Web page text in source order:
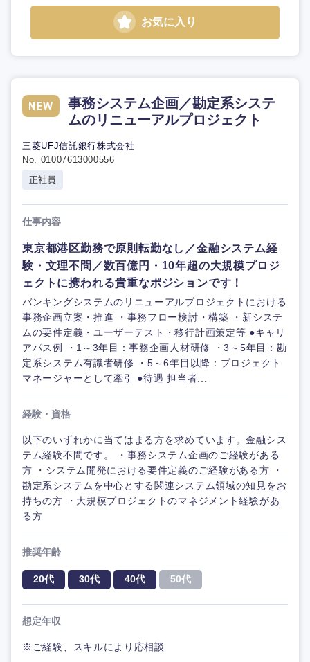
お気に入り
事務システム企画／勘定系システ
ムのリニューアルプロジェクト
三菱UFJ信託銀行株式会社
No. 01007613000556
正社員
仕事内容
東京都港区勤務で原則転勤なし／金融システム経
験・文理不問／数百億円・10年超の大規模プロジ
ェクトに携われる貴重なポジションです！
バンキングシステムのリニューアルプロジェクトにおける
事務企画立案・推進 ・事務フロー検討・構築 ・新システ
ムの要件定義・ユーザーテスト・移行計画策定等 ●キャリ
アパス例 ・1～3年目：事務企画人材研修 ・3～5年目：勘
定系システム有識者研修 ・5～6年目以降：プロジェクト
マネージャーとして牽引 ●待遇 担当者...
経験・資格
以下のいずれかに当てはまる方を求めています。金融シス
テム経験不問です。 ・事務システム企画のご経験がある
方 ・システム開発における要件定義のご経験がある方 ・
勘定系システムを中心とする関連システム領域の知見をお
持ちの方 ・大規模プロジェクトのマネジメント経験があ
る方
推奨年齢
20代 30代 40代 50代
想定年収
※ご経験、スキルにより応相談